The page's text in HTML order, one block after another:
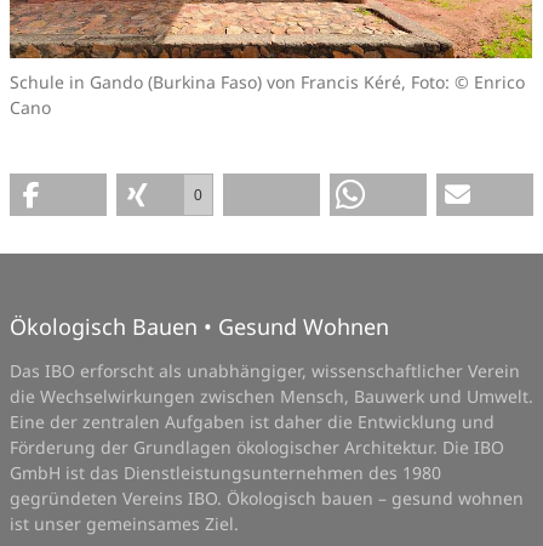
Schule in Gando (Burkina Faso) von Francis Kéré, Foto: © Enrico
Cano
0
Ökologisch Bauen • Gesund Wohnen
Das IBO erforscht als unabhängiger, wissenschaftlicher Verein
die Wechselwirkungen zwischen Mensch, Bauwerk und Umwelt.
Eine der zentralen Aufgaben ist daher die Entwicklung und
Förderung der Grundlagen ökologischer Architektur. Die IBO
GmbH ist das Dienstleistungsunternehmen des 1980
gegründeten Vereins IBO. Ökologisch bauen – gesund wohnen
ist unser gemeinsames Ziel.